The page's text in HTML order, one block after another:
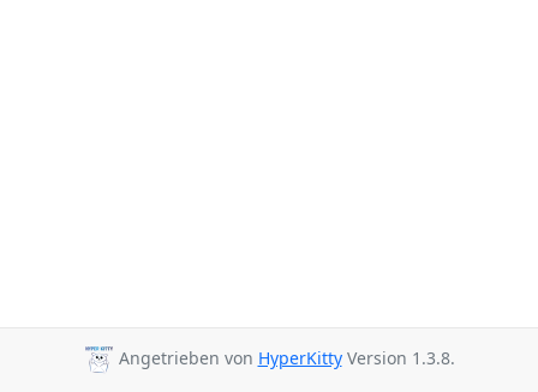
Angetrieben von HyperKittyVersion 1.3.8.